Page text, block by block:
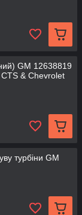
GM 12638819
& Chevrolet
турбіни GM